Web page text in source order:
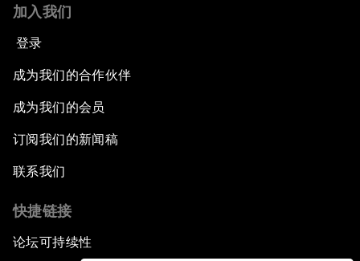
加入我们
登录
成为我们的合作伙伴
成为我们的会员
订阅我们的新闻稿
联系我们
快捷链接
论坛可持续性